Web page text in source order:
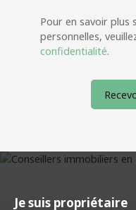
Pour en savoir plus
personnelles,
confidentialité.
Je suis propriétaire